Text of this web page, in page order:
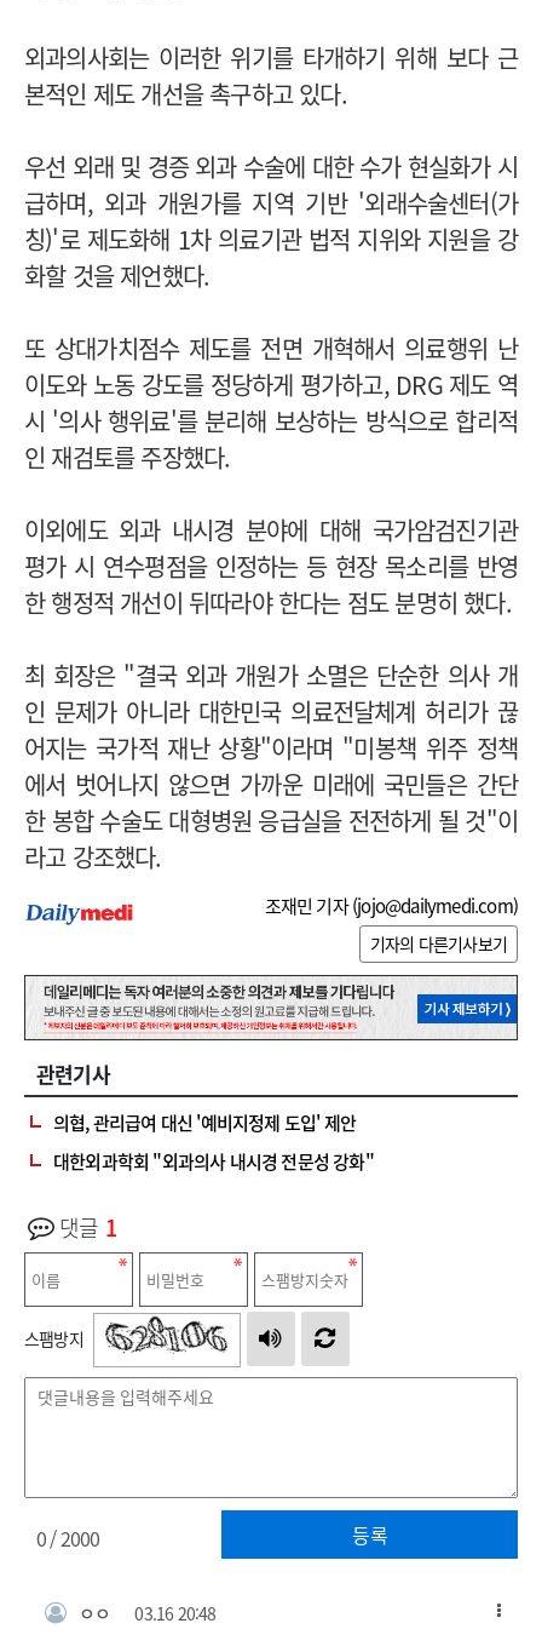
외과의사회는 이러한 위기를 타개하기 위해 보다 근
본적인 제도 개선을 촉구하고 있다.
우선 외래 및 경증 외과 수술에 대한 수가 현실화가 시
급하며, 외과 개원가를 지역 기반 '외래수술센터(가
칭)'로 제도화해 1차 의료기관 법적 지위와 지원을 강
화할 것을 제언했다.
또 상대가치점수 제도를 전면 개혁해서 의료행위 난
이도와 노동 강도를 정당하게 평가하고, DRG 제도 역
시 '의사 행위료'를 분리해 보상하는 방식으로 합리적
인 재검토를 주장했다.
이외에도 외과 내시경 분야에 대해 국가암검진기관
평가 시 연수평점을 인정하는 등 현장 목소리를 반영
한 행정적 개선이 뒤따라야 한다는 점도 분명히 했다.
최 회장은 "결국 외과 개원가 소멸은 단순한 의사 개
인 문제가 아니라 대한민국 의료전달체계 허리가 끊
어지는 국가적 재난 상황"이라며 "미봉책 위주 정책
에서 벗어나지 않으면 가까운 미래에 국민들은 간단
한 봉합 수술도 대형병원 응급실을 전전하게 될 것"이
라고 강조했다.
조재민 기자 (jojo@dailymedi.com)
기자의 다른기사보기
관련기사
의협, 관리급여 대신 '예비지정제 도입' 제안
대한외과학회 "외과의사 내시경 전문성 강화"
댓글 1
스팸방지
등록
0/ 2000
ㅇㅇ 03.16 20:48